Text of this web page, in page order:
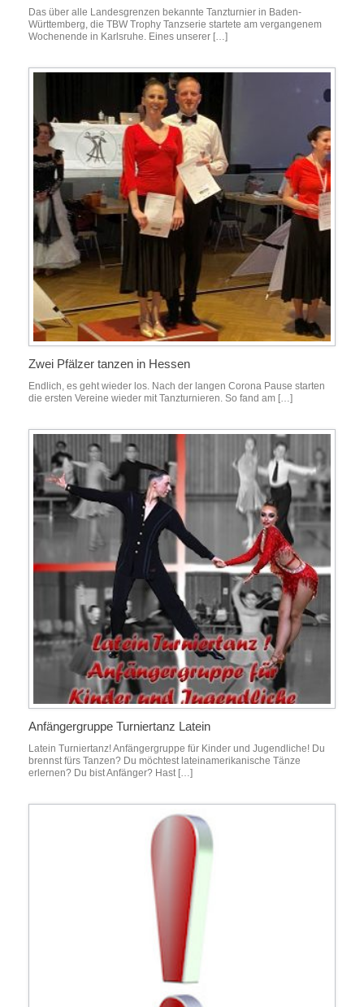
Das über alle Landesgrenzen bekannte Tanzturnier in Baden-
Württemberg, die TBW Trophy Tanzserie startete am vergangenem
Wochenende in Karlsruhe. Eines unserer […]
Zwei Pfälzer tanzen in Hessen
Endlich, es geht wieder los. Nach der langen Corona Pause starten
die ersten Vereine wieder mit Tanzturnieren. So fand am […]
Anfängergruppe Turniertanz Latein
Latein Turniertanz! Anfängergruppe für Kinder und Jugendliche! Du
brennst fürs Tanzen? Du möchtest lateinamerikanische Tänze
erlernen? Du bist Anfänger? Hast […]